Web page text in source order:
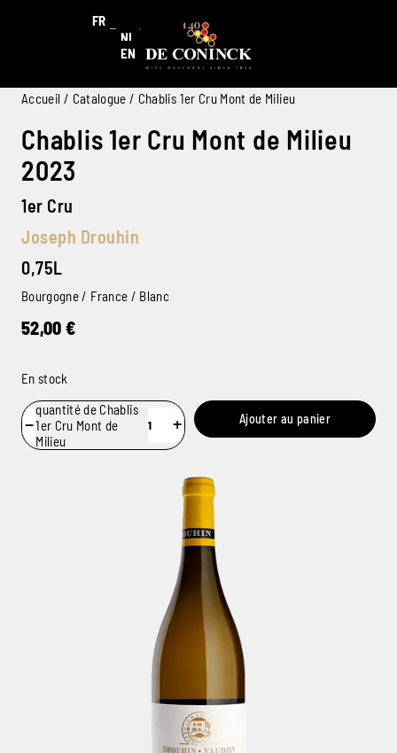
FR
NL
EN
Accueil / Catalogue / Chablis 1er Cru Mont de Milieu
Chablis 1er Cru Mont de Milieu
2023
1er Cru
Joseph Drouhin
0,75L
Bourgogne / France / Blanc
52,00 €
En stock
−
quantité de Chablis
1er Cru Mont de
Milieu
+ Ajouter au panier